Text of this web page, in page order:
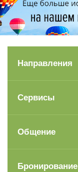
Направления
Сервисы
Общение
Бронирование